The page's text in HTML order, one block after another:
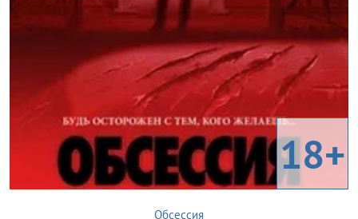
18+
Обсессия